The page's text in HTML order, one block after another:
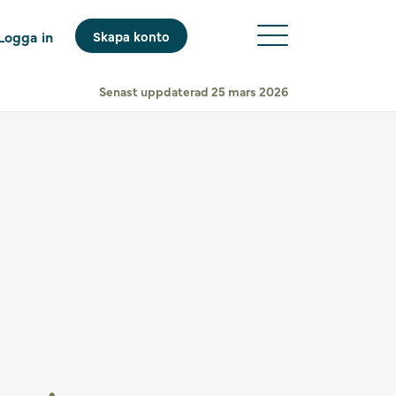
in Skapa konto
Senast uppdaterad 25 mars 2026